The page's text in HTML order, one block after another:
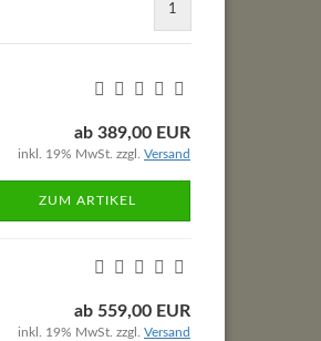
1
ab 389,00 EUR
inkl. 19% MwSt. zzgl. Versand
ZUM ARTIKEL
ab 559,00 EUR
inkl. 19% MwSt. zzgl. Versand